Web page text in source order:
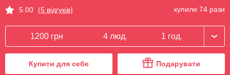
5.00 (5 відгуків) купили 74 рази
1200 грн 4 люд. 1 год.
Купити для себе Подарувати